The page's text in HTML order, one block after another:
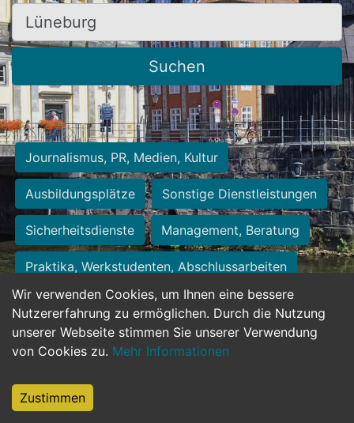
Wir verwenden Cookies, um Ihnen eine bessere
Nutzererfahrung zu ermöglichen. Durch die Nutzung
unserer Webseite stimmen Sie unserer Verwendung
von Cookies zu. Mehr Informationen
Zustimmen
Ort, Stadt
Suchen
Journalismus, PR, Medien, Kultur
Ausbildungsplätze Sonstige Dienstleistungen
Sicherheitsdienste Management, Beratung
Praktika, Werkstudenten, Abschlussarbeiten
Personalwesen Assistenz, Sekretariat
Hilfskräfte, Aushilfs- und Nebenjobs
Weiterbildung, Studium, duale Ausbildung